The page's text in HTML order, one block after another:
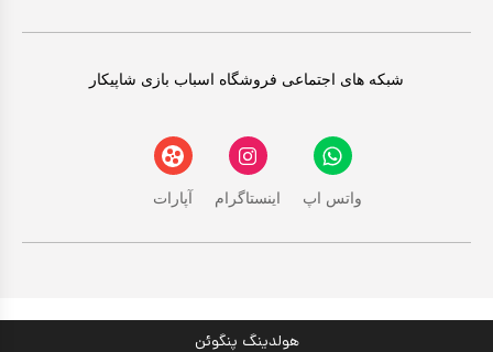
شبکه های اجتماعی فروشگاه اسباب بازی شاپیکار
واتس اپ اینستاگرام آپارات
هولدینگ پنگوئن